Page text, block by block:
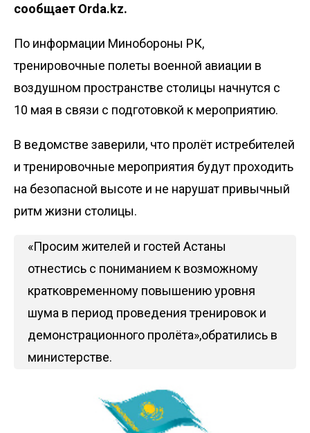
сообщает Orda.kz.
По информации Минобороны РК,
тренировочные полеты военной авиации в
воздушном пространстве столицы начнутся с
10 мая в связи с подготовкой к мероприятию.
В ведомстве заверили, что пролёт истребителей
и тренировочные мероприятия будут проходить
на безопасной высоте и не нарушат привычный
ритм жизни столицы.
«Просим жителей и гостей Астаны
отнестись с пониманием к возможному
кратковременному повышению уровня
шума в период проведения тренировок и
демонстрационного пролёта»,обратились в
министерстве.